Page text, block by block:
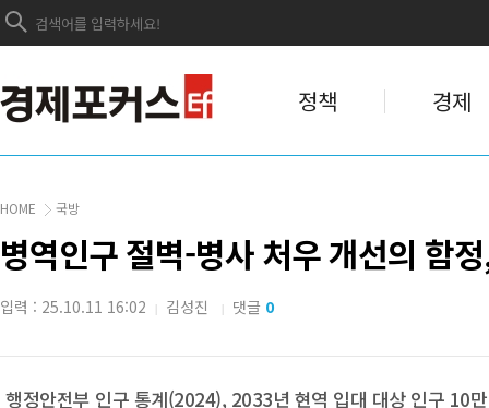
정책 경제
HOME 국방
병역인구 절벽-병사 처우 개선의
입력 : 25.10.11 16:02 | 김성진 | 댓글 0
행정안전부 인구 통계(2024), 2033년 현역 입대 대상 인구 10